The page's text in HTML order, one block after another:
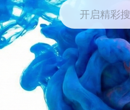
开启精彩